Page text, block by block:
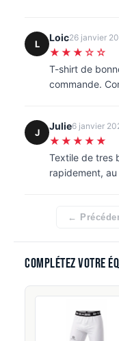
L
Loic26 janvier
★★★☆☆
T-shirt de
commande.
J
Julie6 janvier
★★★★★
Textile de tres
rapidement,
←
Complétez votre